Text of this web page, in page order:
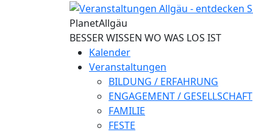
Direkt zum Inhalt
PlanetAllgäu
BESSER WISSEN WO WAS LOS IST
Kalender
Veranstaltungen
BILDUNG / ERFAHRUNG
ENGAGEMENT / GESELLSCHAFT
FAMILIE
FESTE